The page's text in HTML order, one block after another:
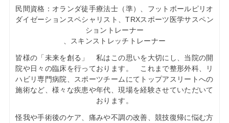
民間資格：オランダ徒手療法士（準）、フットボールピリオ
ダイゼーションスペシャリスト、TRXスポーツ医学サスペン
ショントレーナー
、スキンストレッチトレーナー
皆様の「未来を創る」 私はこの思いを大切にし、当院の開
院や日々の臨床を行っております。 これまで整形外科、リ
ハビリ専門病院、スポーツチームにてトップアスリートへの
施術など、様々な疾患や年代、現場を経験させていただいて
おります。
怪我や手術後のケア、痛みや不調の改善、競技復帰に悩む方